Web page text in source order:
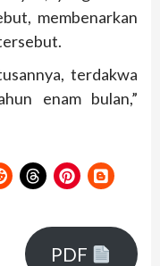
membenarkan
terdakwa
enam bulan,”
PDF